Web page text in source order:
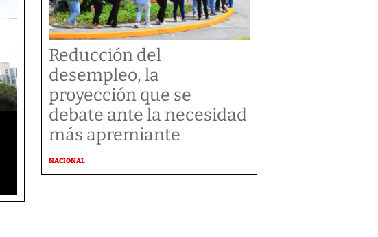
Reducción del
desempleo, la
proyección que se
debate ante la necesidad
más apremiante
NACIONAL